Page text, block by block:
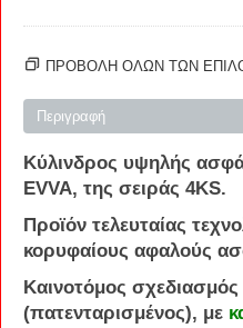
ΠΡΟΒΟΛΗ ΟΛΩΝ ΤΩΝ
Περιγραφή
Κύλινδρος υψηλής
EVVA, της σειράς 4KS.
Προϊόν τελευταίας
κορυφαίους αφαλούς
Καινοτόμος σχεδιασμός
(πατενταρισμένος), με